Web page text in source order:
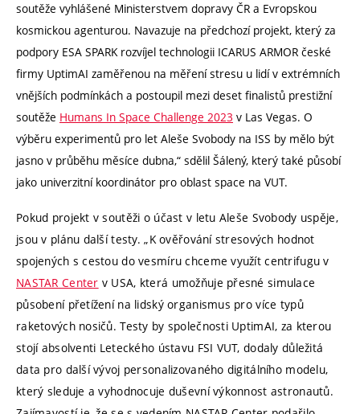
soutěže vyhlášené Ministerstvem dopravy ČR a Evropskou
kosmickou agenturou. Navazuje na předchozí projekt, který za
podpory ESA SPARK rozvíjel technologii ICARUS ARMOR české
firmy UptimAI zaměřenou na měření stresu u lidí v extrémních
vnějších podmínkách a postoupil mezi deset finalistů prestižní
soutěže Humans In Space Challenge 2023 v Las Vegas. O
výběru experimentů pro let Aleše Svobody na ISS by mělo být
jasno v průběhu měsíce dubna,“ sdělil Šálený, který také působí
jako univerzitní koordinátor pro oblast space na VUT.
Pokud projekt v soutěži o účast v letu Aleše Svobody uspěje,
jsou v plánu další testy. „K ověřování stresových hodnot
spojených s cestou do vesmíru chceme využít centrifugu v
NASTAR Center v USA, která umožňuje přesné simulace
působení přetížení na lidský organismus pro více typů
raketových nosičů. Testy by společnosti UptimAI, za kterou
stojí absolventi Leteckého ústavu FSI VUT, dodaly důležitá
data pro další vývoj personalizovaného digitálního modelu,
který sleduje a vyhodnocuje duševní výkonnost astronautů.